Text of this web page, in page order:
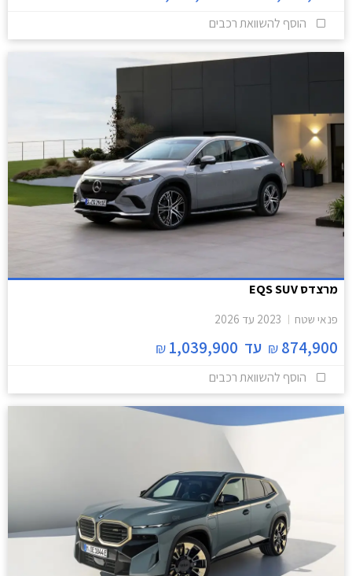
הוסף להשוואת רכבים
מרצדס EQS SUV
פנאי שטח 2023 עד 2026
874,900
₪ עד 1,039,900
₪
הוסף להשוואת רכבים